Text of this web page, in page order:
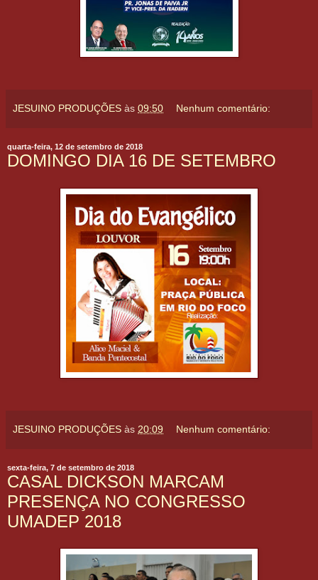
JESUINO PRODUÇÕES às 09:50 Nenhum comentário:
quarta-feira, 12 de setembro de 2018
DOMINGO DIA 16 DE SETEMBRO
JESUINO PRODUÇÕES às 20:09 Nenhum comentário:
sexta-feira, 7 de setembro de 2018
CASAL DICKSON MARCAM
PRESENÇA NO CONGRESSO
UMADEP 2018